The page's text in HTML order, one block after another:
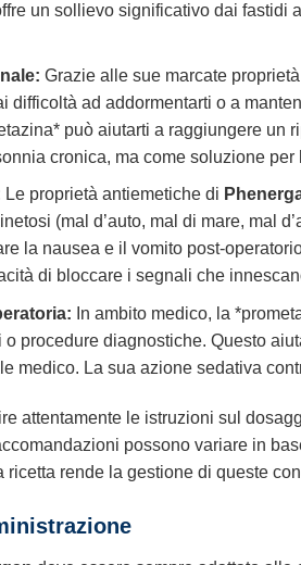
un sollievo significativo dai
Grazie alle sue marcate
difficoltà ad addormentarti o a
può aiutarti a raggiungere un
cronica, ma come soluzione
Le proprietà antiemetiche di
(mal d’auto, mal di mare, mal
la nausea e il vomito post-
di bloccare i segnali che
In ambito medico, la
procedure diagnostiche. Questo
medico. La sua azione sedativa
attentamente le istruzioni sul
possono variare in
ricetta rende la gestione di queste